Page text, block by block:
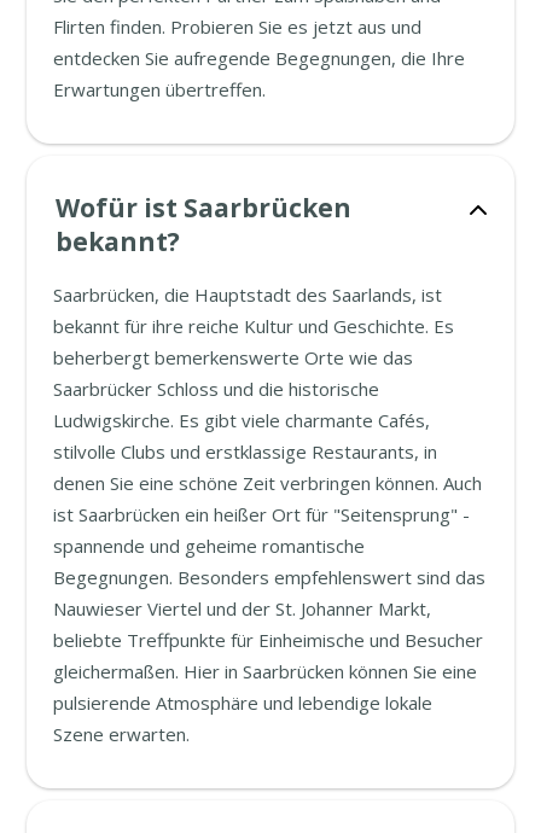
Flirten finden. Probieren Sie es jetzt aus und
entdecken Sie aufregende Begegnungen, die Ihre
Erwartungen übertreffen.
Wofür ist Saarbrücken
bekannt?
Saarbrücken, die Hauptstadt des Saarlands, ist
bekannt für ihre reiche Kultur und Geschichte. Es
beherbergt bemerkenswerte Orte wie das
Saarbrücker Schloss und die historische
Ludwigskirche. Es gibt viele charmante Cafés,
stilvolle Clubs und erstklassige Restaurants, in
denen Sie eine schöne Zeit verbringen können. Auch
ist Saarbrücken ein heißer Ort für "Seitensprung" -
spannende und geheime romantische
Begegnungen. Besonders empfehlenswert sind das
Nauwieser Viertel und der St. Johanner Markt,
beliebte Treffpunkte für Einheimische und Besucher
gleichermaßen. Hier in Saarbrücken können Sie eine
pulsierende Atmosphäre und lebendige lokale
Szene erwarten.